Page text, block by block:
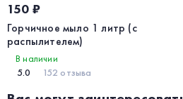
150 ₽
Горчичное мыло 1 литр (с
распылителем)
В наличии
5.0
152 отзыва